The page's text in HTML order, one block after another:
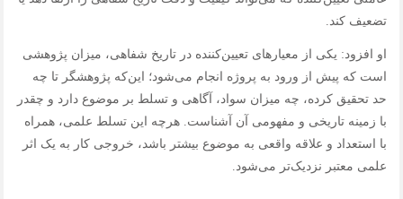
تضعیف کند.
او افزود: یکی از معیارهای تعیین‌کننده در تاریخ شفاهی، میزان پژوهشی
است که پیش از ورود به پروژه انجام می‌شود؛ این‌که پژوهشگر تا چه
حد تحقیق کرده، چه میزان سواد، آگاهی و تسلط بر موضوع دارد و چقدر
با زمینه تاریخی و مفهومی آن آشناست. هرچه این تسلط علمی، همراه
با استعداد و علاقه واقعی به موضوع بیشتر باشد، خروجی کار به یک اثر
علمی معتبر نزدیک‌تر می‌شود.